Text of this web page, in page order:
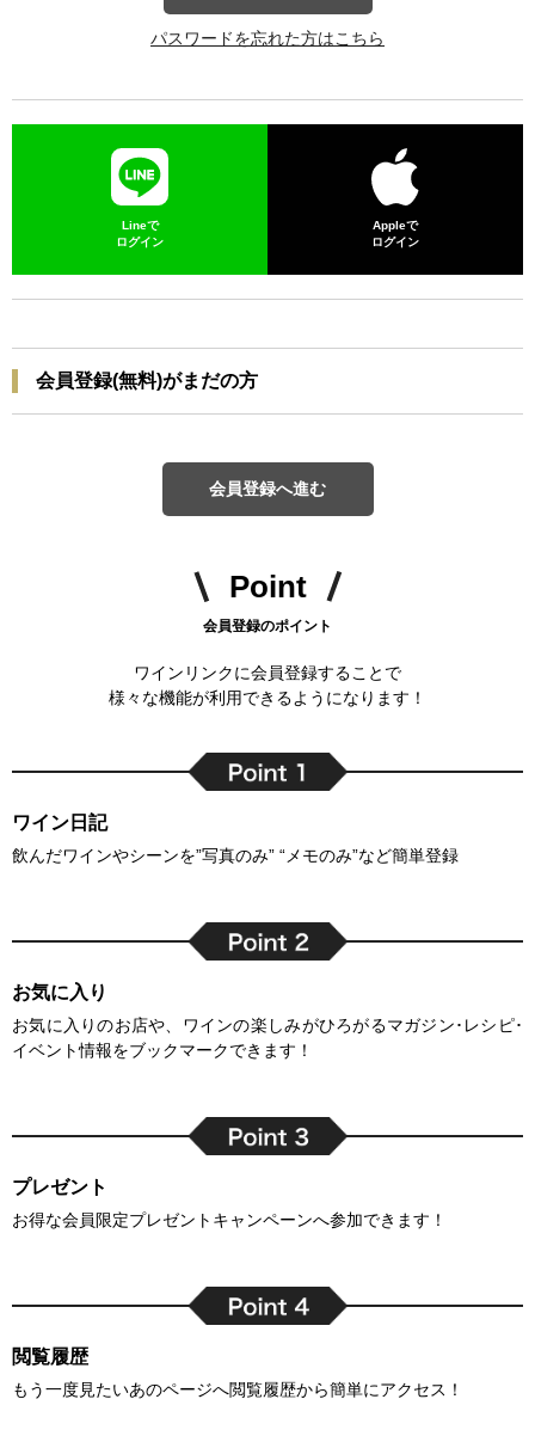
パスワードを忘れた方はこちら
Lineで
ログイン
Appleで
ログイン
会員登録(無料)がまだの方
会員登録へ進む
Point
会員登録のポイント
ワインリンクに会員登録することで
様々な機能が利用できるようになります！
ワイン日記
飲んだワインやシーンを”写真のみ” “メモのみ”など簡単登録
お気に入り
お気に入りのお店や、ワインの楽しみがひろがるマガジン･レシピ･
イベント情報をブックマークできます！
プレゼント
お得な会員限定プレゼントキャンペーンへ参加できます！
閲覧履歴
もう一度見たいあのページへ閲覧履歴から簡単にアクセス！